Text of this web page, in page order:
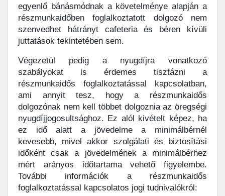
egyenlő bánásmódnak a követelménye alapján a
részmunkaidőben foglalkoztatott dolgozó nem
szenvedhet hátrányt cafeteria és béren kívüli
juttatások tekintetében sem.
Végezetül pedig a nyugdíjra vonatkozó
szabályokat is érdemes tisztázni a
részmunkaidős foglalkoztatással kapcsolatban,
ami annyit tesz, hogy a részmunkaidős
dolgozónak nem kell többet dolgoznia az öregségi
nyugdíjjogosultsághoz. Ez alól kivételt képez, ha
ez idő alatt a jövedelme a minimálbérnél
kevesebb, mivel akkor szolgálati és biztosítási
időként csak a jövedelmének a minimálbérhez
mért arányos időtartama vehető figyelembe.
További információk a részmunkaidős
foglalkoztatással kapcsolatos jogi tudnivalókról: